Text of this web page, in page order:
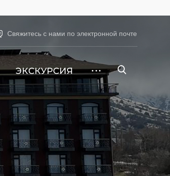
Свяжитесь с нами по электронной почте
ЭКСКУРСИЯ